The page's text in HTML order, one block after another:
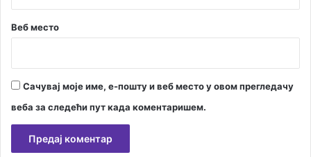
Веб место
Сачувај моје име, е-пошту и веб место у овом прегледачу
веба за следећи пут када коментаришем.